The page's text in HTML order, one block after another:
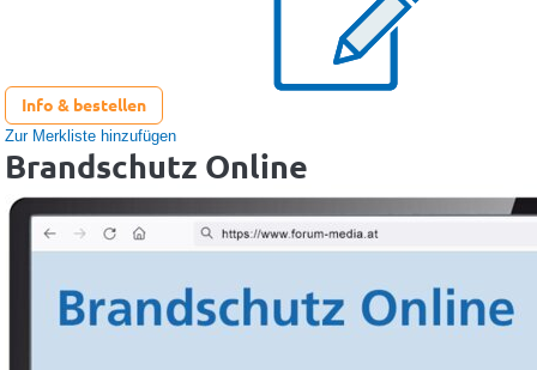
Info & bestellen
Zur Merkliste hinzufügen
Brandschutz Online